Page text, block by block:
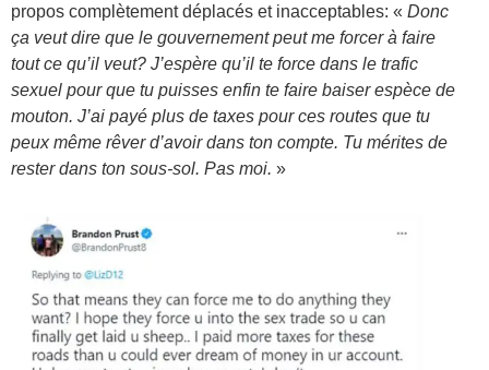
propos complètement déplacés et inacceptables: « Donc
ça veut dire que le gouvernement peut me forcer à faire
tout ce qu’il veut? J’espère qu’il te force dans le trafic
sexuel pour que tu puisses enfin te faire baiser espèce de
mouton. J’ai payé plus de taxes pour ces routes que tu
peux même rêver d’avoir dans ton compte. Tu mérites de
rester dans ton sous-sol. Pas moi. »